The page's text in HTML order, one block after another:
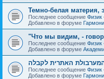
Темно-белая материя,
Последнее сообщение Физик
Добавлено в форуме
"Что мы видим, -
Последнее сообщение Физик
Добавлено в форуме
האתרית לקבלה
Последнее сообщение Физик
Добавлено в форуме